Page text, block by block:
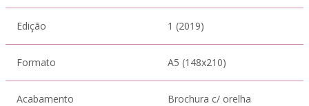
Edição 1 (2019)
Formato A5 (148x210)
Acabamento Brochura c/ orelha